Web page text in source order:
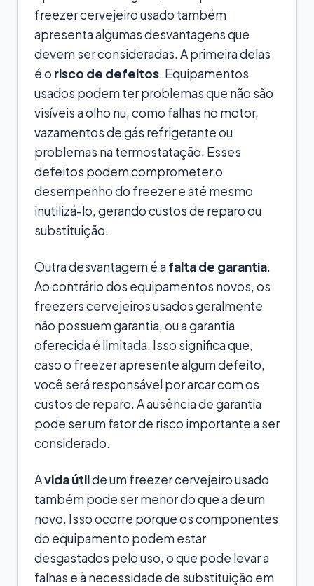
freezer cervejeiro usado também
apresenta algumas desvantagens que
devem ser consideradas. A primeira delas
é o risco de defeitos. Equipamentos
usados podem ter problemas que não são
visíveis a olho nu, como falhas no motor,
vazamentos de gás refrigerante ou
problemas na termostatação. Esses
defeitos podem comprometer o
desempenho do freezer e até mesmo
inutilizá-lo, gerando custos de reparo ou
substituição.
Outra desvantagem é afalta de garantia.
Ao contrário dos equipamentos novos, os
freezers cervejeiros usados geralmente
não possuem garantia, ou a garantia
oferecida é limitada. Isso significa que,
caso o freezer apresente algum defeito,
você será responsável por arcar com os
custos de reparo. A ausência de garantia
pode ser um fator de risco importante a ser
considerado.
Avida útilde um freezer cervejeiro usado
também pode ser menor do que a de um
novo. Isso ocorre porque os componentes
do equipamento podem estar
desgastados pelo uso, o que pode levar a
falhas e à necessidade de substituição em